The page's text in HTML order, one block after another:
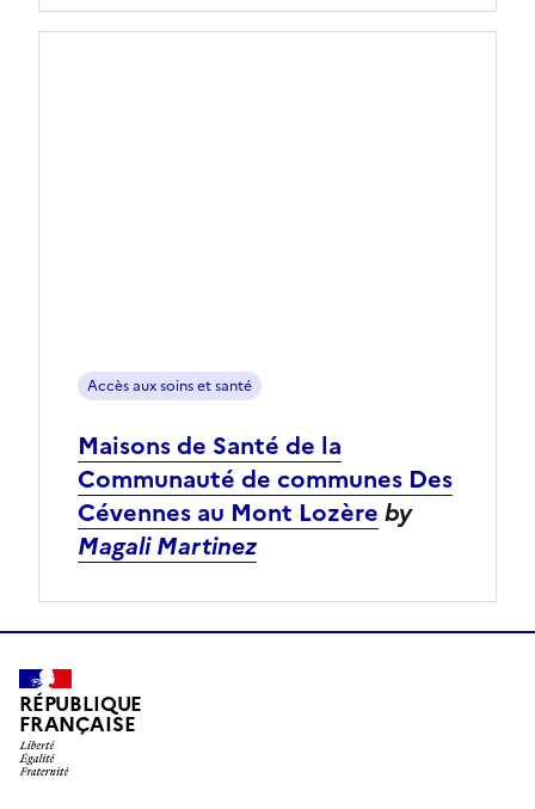
Accès aux soins et santé
Maisons de Santé de la
Communauté de communes Des
Cévennes au Mont Lozère by
Magali Martinez
RÉPUBLIQUE
FRANÇAISE